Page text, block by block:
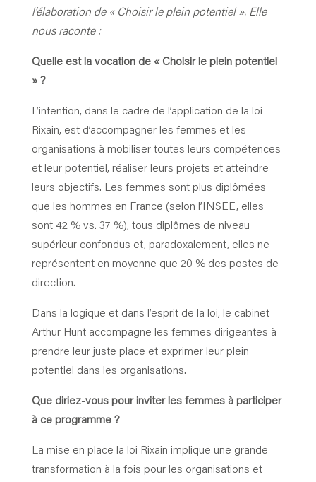
l’élaboration de « Choisir le plein potentiel ». Elle
nous raconte :
Quelle est la vocation de « Choisir le plein potentiel
» ?
L’intention, dans le cadre de l’application de la loi
Rixain, est d’accompagner les femmes et les
organisations à mobiliser toutes leurs compétences
et leur potentiel, réaliser leurs projets et atteindre
leurs objectifs. Les femmes sont plus diplômées
que les hommes en France (selon l’INSEE, elles
sont 42 % vs. 37 %), tous diplômes de niveau
supérieur confondus et, paradoxalement, elles ne
représentent en moyenne que 20 % des postes de
direction.
Dans la logique et dans l’esprit de la loi, le cabinet
Arthur Hunt accompagne les femmes dirigeantes à
prendre leur juste place et exprimer leur plein
potentiel dans les organisations.
Que diriez-vous pour inviter les femmes à participer
à ce programme ?
La mise en place la loi Rixain implique une grande
transformation à la fois pour les organisations et